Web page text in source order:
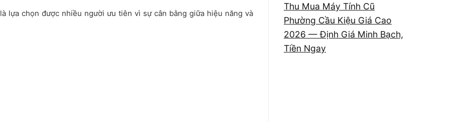
lựa chọn được nhiều người ưu tiên vì sự cân bằng giữa hiệu năng và
Thu Mua Máy Tính Cũ
Phường Cầu Kiệu Giá Cao
2026 — Định Giá Minh Bạch,
Tiền Ngay